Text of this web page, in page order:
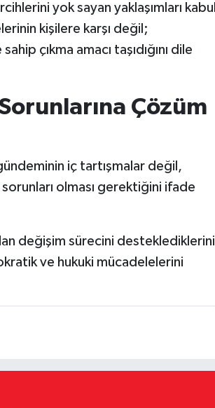
yok sayan yaklaşımları kabul
kişilere karşı değil;
çıkma amacı taşıdığını dile
Çözüm
iç tartışmalar değil,
olması gerektiğini ifade
değişim sürecini desteklediklerini
ve hukuki mücadelelerini